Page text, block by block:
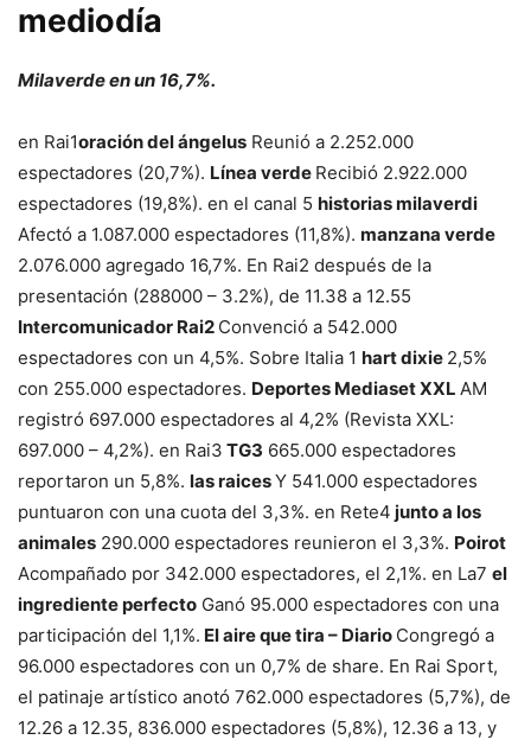
mediodía
Milaverde en un 16,7%.
en Rai1oración del ángelus Reunió a 2.252.000
espectadores (20,7%). Línea verde Recibió 2.922.000
espectadores (19,8%). en el canal 5 historias milaverdi
Afectó a 1.087.000 espectadores (11,8%). manzana verde
2.076.000 agregado 16,7%. En Rai2 después de la
presentación (288000 – 3.2%), de 11.38 a 12.55
Intercomunicador Rai2 Convenció a 542.000
espectadores con un 4,5%. Sobre Italia 1 hart dixie 2,5%
con 255.000 espectadores. Deportes Mediaset XXL AM
registró 697.000 espectadores al 4,2% (Revista XXL:
697.000 – 4,2%). en Rai3 TG3 665.000 espectadores
reportaron un 5,8%. las raicesY 541.000 espectadores
puntuaron con una cuota del 3,3%. en Rete4 junto a los
animales 290.000 espectadores reunieron el 3,3%. Poirot
Acompañado por 342.000 espectadores, el 2,1%. en La7 el
ingrediente perfecto Ganó 95.000 espectadores con una
participación del 1,1%. El aire que tira – Diario Congregó a
96.000 espectadores con un 0,7% de share. En Rai Sport,
el patinaje artístico anotó 762.000 espectadores (5,7%), de
12.26 a 12.35, 836.000 espectadores (5,8%), 12.36 a 13, y